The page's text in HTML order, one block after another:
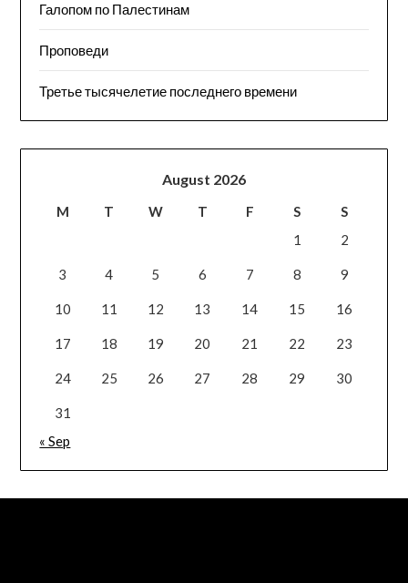
Галопом по Палестинам
Проповеди
Третье тысячелетие последнего времени
August 2026
M T W T F S
S
1
2
3 4 5 6 7 8 9
10 11 12 13 14 15 16
17 18 19 20 21 22 23
24 25 26 27 28 29 30
31
« Sep